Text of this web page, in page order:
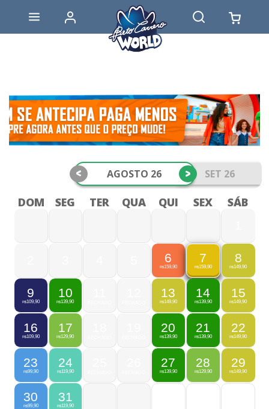
AGOSTO 26 SET 26
< >
DOM SEG TER QUA QUI SEX SÁB
6
R$159,90
7
R$159,90
8
R$149,90
9
R$109,90
10
R$139,90
13
R$149,90
14
R$139,90
15
R$149,90
16
R$109,90
17
R$129,90
20
R$139,90
21
R$139,90
22
R$149,90
23
R$99,90
24
R$119,90
27
R$139,90
28
R$129,90
29
R$149,90
30
R$99,90
31
R$119,90